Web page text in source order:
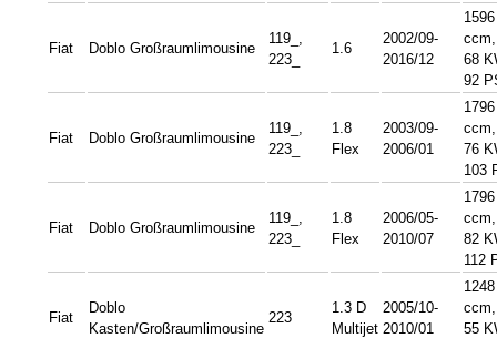
Fiat Doblo Großraumlimousine
119_,
223_
1.6
2002/09-
2016/12
1596
ccm,
68
92
Fiat Doblo Großraumlimousine
119_,
223_
1.8
Flex
2003/09-
2006/01
1796
ccm,
76
103
Fiat Doblo Großraumlimousine
119_,
223_
1.8
Flex
2006/05-
2010/07
1796
ccm,
82
112
Fiat
Doblo
Kasten/Großraumlimousine
223
1.3 D
Multijet
2005/10-
2010/01
1248
ccm,
55